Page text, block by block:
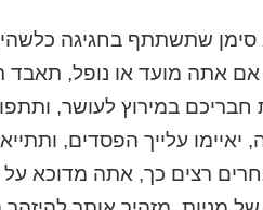
שתשתתף בחגיגה
אתה מועד או נופל, תאבד
במירוץ לעושר,
יאיימו עלייך הפסדים,
רצים כך, אתה מדוכא על